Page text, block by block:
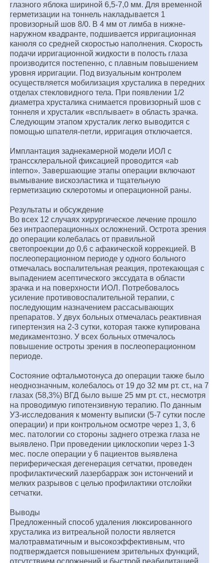
глазного яблока шириной 6,5-7,0 мм. Для временной
герметизации на тоннель накладывается 1
провизорный шов 8/0. В 4 мм от лимба в нижне-
наружном квадранте, подшивается ирригационная
канюля со средней скоростью наполнения. Скорость
подачи ирригационной жидкости в полость глаза
производится постепенно, с плавным повышением
уровня ирригации. Под визуальным контролем
осуществляется мобилизация хрусталика в передних
отделах стекловидного тела. При появлении 1/2
диаметра хрусталика снимается провизорный шов с
тоннеля и хрусталик «всплывает» в область зрачка.
Следующим этапом хрусталик легко выводится с
помощью шпателя-петли, ирригация отключается.
Имплантация заднекамерной модели ИОЛ с
транссклеральной фиксацией проводится «ab
interno». Завершающие этапы операции включают
вымывание вискоэластика и тщательную
герметизацию склеротомы и операционной раны.
Результаты и обсуждение
Во всех 12 случаях хирургическое лечение прошло
без интраоперационных осложнений. Острота зрения
до операции колебалась от правильной
светопроекции до 0,6 с афакической коррекцией. В
послеоперационном периоде у одного больного
отмечалась воспалительная реакция, протекающая с
выпадением асептического экссудата в области
зрачка и на поверхности ИОЛ. Потребовалось
усиление противовоспалительной терапии, с
последующим назначением рассасывающих
препаратов. У двух больных отмечалась реактивная
гипертензия на 2-3 сутки, которая также купирована
медикаментозно. У всех больных отмечалось
повышение остроты зрения в послеоперационном
периоде.
Состояние офтальмотонуса до операции также было
неоднозначным, колебалось от 19 до 32 мм рт. cт., на 7
глазах (58,3%) ВГД было выше 25 мм рт. cт., несмотря
на проводимую гипотензивную терапию. По данным
УЗ-исследования к моменту выписки (5-7 сутки после
операции) и при контрольном осмотре через 1, 3, 6
мес. патологии со стороны заднего отрезка глаза не
выявлено. При проведении циклоскопии через 1-3
мес. после операции у 6 пациентов выявлена
периферическая дегенерация сетчатки, проведен
профилактический лазербарраж зон истончений и
мелких разрывов с целью профилактики отслойки
сетчатки.
Выводы
Предложенный способ удаления люксированного
хрусталика из витреальной полости является
малотравматичным и высокоэффективным, что
подтверждается повышением зрительных функций,
отсутствием осложнений и быстрой реабилитацией